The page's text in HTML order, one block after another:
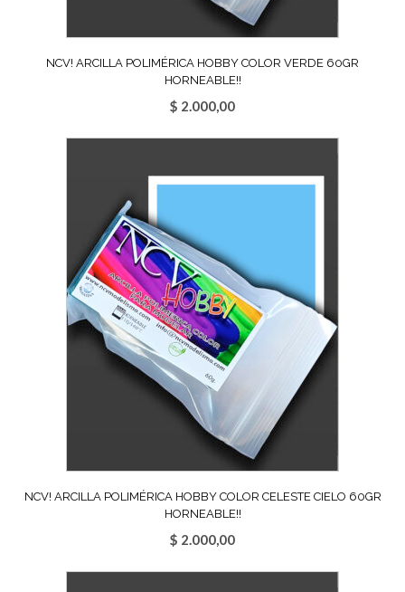
NCV! ARCILLA POLIMÉRICA HOBBY COLOR VERDE 60GR
HORNEABLE!!
$ 2.000,00
NCV! ARCILLA POLIMÉRICA HOBBY COLOR CELESTE CIELO 60GR
HORNEABLE!!
$ 2.000,00